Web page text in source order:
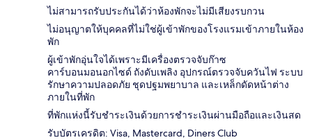
ไม่สามารถรับประกันได้ว่าห้องพักจะไม่มีเสียงรบกวน
ไม่อนุญาตให้บุคคลที่ไม่ใช่ผู้เข้าพักของโรงแรมเข้าภายในห้อง
พัก
ผู้เข้าพักอุ่นใจได้เพราะมีเครื่องตรวจจับก๊าซ
คาร์บอนมอนอกไซด์ ถังดับเพลิง อุปกรณ์ตรวจจับควันไฟ ระบบ
รักษาความปลอดภัย ชุดปฐมพยาบาล และเหล็กดัดหน้าต่าง
ภายในที่พัก
ที่พักแห่งนี้รับชำระเงินด้วยการชำระเงินผ่านมือถือและเงินสด
รับบัตรเครดิต: Visa, Mastercard, Diners Club